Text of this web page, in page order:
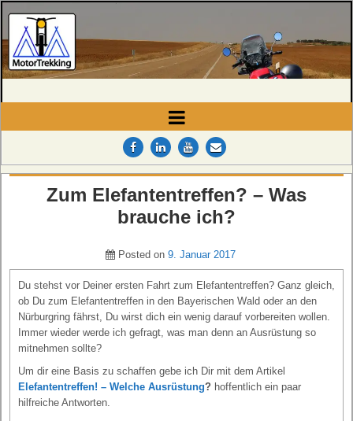
MotorTrekking
Zum Elefantentreffen? – Was
brauche ich?
Posted on 9. Januar 2017
Du stehst vor Deiner ersten Fahrt zum Elefantentreffen? Ganz gleich,
ob Du zum Elefantentreffen in den Bayerischen Wald oder an den
Nürburgring fährst, Du wirst dich ein wenig darauf vorbereiten wollen.
Immer wieder werde ich gefragt, was man denn an Ausrüstung so
mitnehmen sollte?
Um dir eine Basis zu schaffen gebe ich Dir mit dem Artikel
Elefantentreffen! – Welche Ausrüstung? hoffentlich ein paar
hilfreiche Antworten.